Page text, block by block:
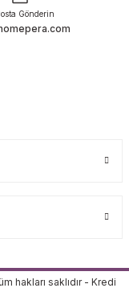
Gönderin
hakları saklıdır - Kredi